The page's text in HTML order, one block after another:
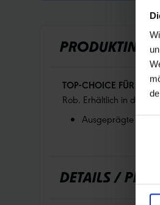
TOP-CHOICE FÜR
Rob. Erhältlich in den
Ausgeprägte
DETAILS /